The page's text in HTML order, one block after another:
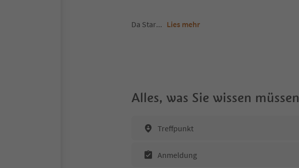
Da Star... Lies mehr
Alles, was Sie wissen müssen
Treffpunkt
Anmeldung